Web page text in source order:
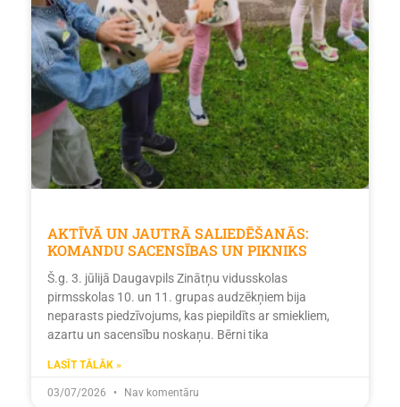
AKTĪVĀ UN JAUTRĀ SALIEDĒŠANĀS:
KOMANDU SACENSĪBAS UN PIKNIKS
Š.g. 3. jūlijā Daugavpils Zinātņu vidusskolas
pirmsskolas 10. un 11. grupas audzēkņiem bija
neparasts piedzīvojums, kas piepildīts ar smiekliem,
azartu un sacensību noskaņu. Bērni tika
LASĪT TĀLĀK »
03/07/2026 Nav komentāru